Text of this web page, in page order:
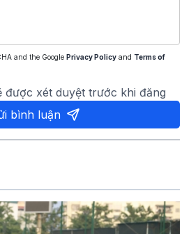
and the Google Privacy Policy and Terms of
được xét duyệt trước khi đăng
bình luận